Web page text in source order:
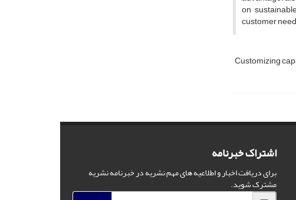
on
customer
Customizing
اشتراک خبرنامه
برای دریافت اخبار و اطلاعیه های مهم نشریه در خبرنامه نشریه
مشترک شوید.